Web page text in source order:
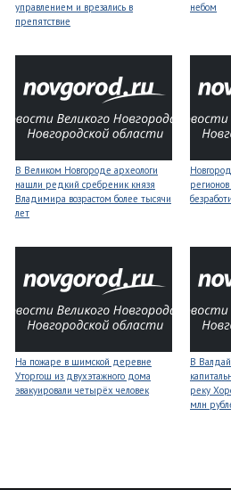
управлением и врезались в
препятствие
небом
В Великом Новгороде археологи
нашли редкий сребреник князя
Владимира возрастом более тысячи
лет
На пожаре в шимской деревне
Уторгош из двухэтажного дома
эвакуировали четырёх человек
В
реку
млн